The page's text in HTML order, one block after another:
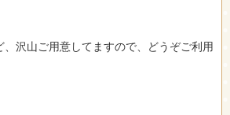
、沢山ご用意してますので、どうぞご利用